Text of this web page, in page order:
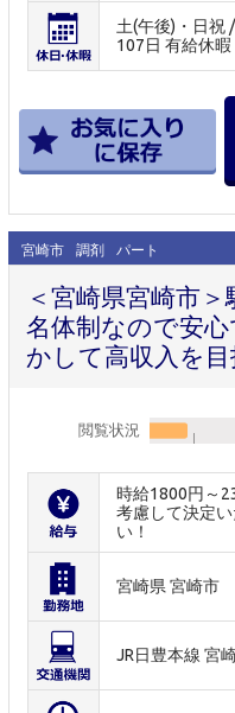
土(午後)・日祝
107日 有給休
宮崎市 調剤 パート
＜宮崎県宮崎市
名体制なので安
かして高収入を
閲覧状況
時給1800円～
考慮して決定
い！
宮崎県 宮崎市
JR日豊本線 宮